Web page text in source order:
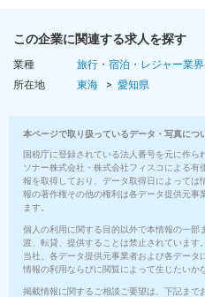
この企業に関連する求人を探す
業種 旅行・宿泊・レジャー業界
所在地
東海 愛知県
本ページで取り扱っているデータ・写真につ
国税庁に登録されている法人番号を元に作
ソナー株式会社・株式会社フィスコによる
報を取得しており、データ取得日によっては
報の著作権その他の権利は各データ提供元事
ます。
個人の利用に関する目的以外で本情報の一部
渡、転貸、提供することは禁止されています。
当社、各データ提供元事業者および各デー
情報の利用ならびに閲覧によって生じたいか
掲載情報に関するご相談ご要望は、下記まで